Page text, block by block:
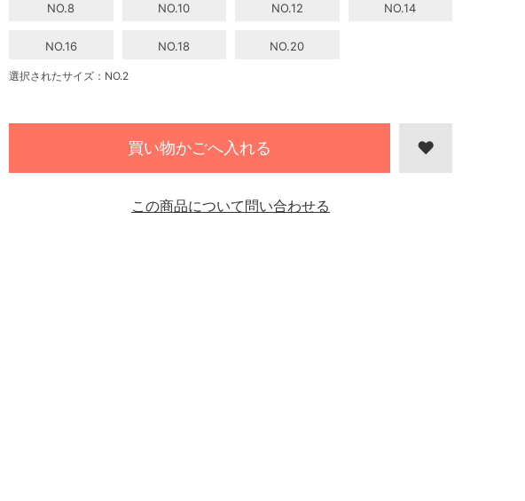
NO.8 NO.10 NO.12 NO.14
NO.16 NO.18 NO.20
選択されたサイズ：NO.2
買い物かごへ入れる
この商品について問い合わせる